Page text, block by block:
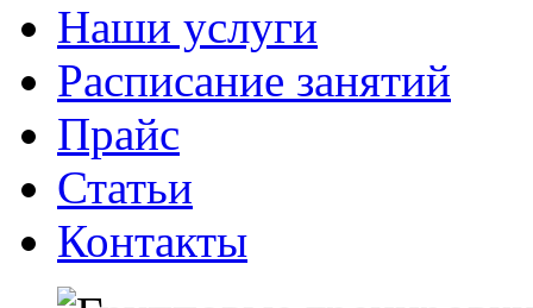
Наши услуги
Расписание занятий
Прайс
Статьи
Контакты